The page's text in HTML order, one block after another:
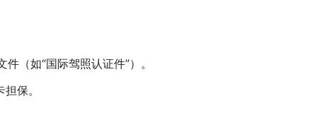
（如“国际驾照认证件”）。
保。